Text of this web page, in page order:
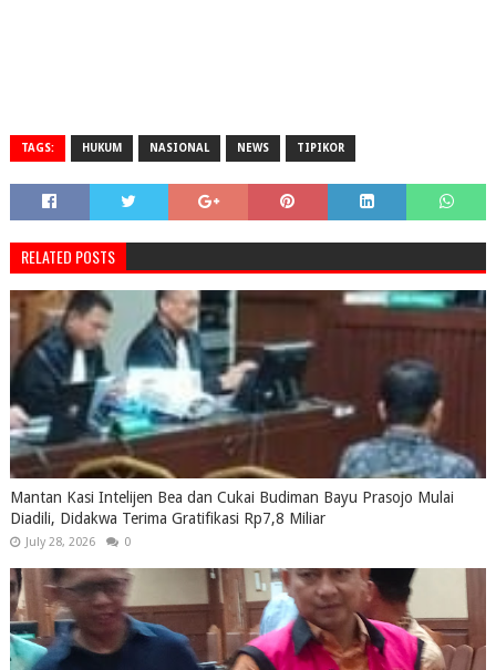
TAGS: HUKUM NASIONAL NEWS TIPIKOR
RELATED POSTS
Mantan Kasi Intelijen Bea dan Cukai Budiman Bayu Prasojo Mulai
Diadili, Didakwa Terima Gratifikasi Rp7,8 Miliar
July 28, 2026 0